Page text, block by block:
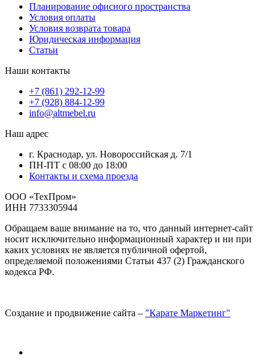
Планирование офисного пространства
Условия оплаты
Условия возврата товара
Юридическая информация
Статьи
Наши контакты
+7 (861) 292-12-99
+7 (928) 884-12-99
info@altmebel.ru
Наш адрес
г. Краснодар, ул. Новороссийская д. 7/1
ПН-ПТ с 08:00 до 18:00
Контакты и схема проезда
ООО «ТехПром»
ИНН 7733305944
Обращаем ваше внимание на то, что данный интернет-сайт
носит исключительно информационный характер и ни при
каких условиях не является публичной офертой,
определяемой положениями Статьи 437 (2) Гражданского
кодекса РФ.
Создание и продвижение сайта – "Карате Маркетинг"